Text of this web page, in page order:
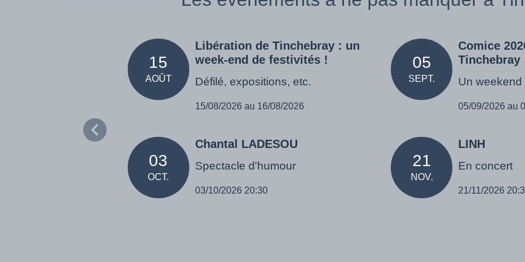
15
AOÛT
Libération de Tinchebray : un
week-end de festivités !
Défilé, expositions, etc.
15/08/2026 au 16/08/2026
05
SEPT.
Comice
Tinchebray
Un
05/09/2026 au
03
OCT.
Chantal LADESOU
Spectacle d'humour
03/10/2026 20:30
21
NOV.
LINH
En concert
21/11/2026